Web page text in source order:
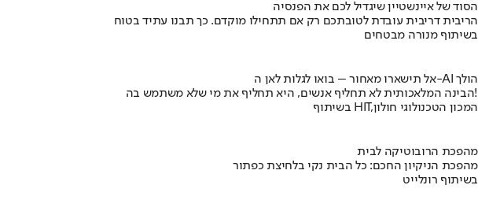
הסוד של איינשטיין שיגדיל לכם את הפנסיה
הריבית דריבית עובדת לטובתכם רק אם תתחילו מוקדם. כך תבנו עתיד בטוח
בשיתוף מנורה מבטחים
אל תישארו מאחור – בואו לגלות לאן ה-AI הולך
הבינה המלאכותית לא תחליף אנשים, היא תחליף את מי שלא משתמש בה!
בשיתוף HIT,המכון הטכנולוגי חולון
מהפכת הרובוטיקה לבית
מהפכת הניקיון החכם: כל הבית נקי בלחיצת כפתור
בשיתוף רונלייט